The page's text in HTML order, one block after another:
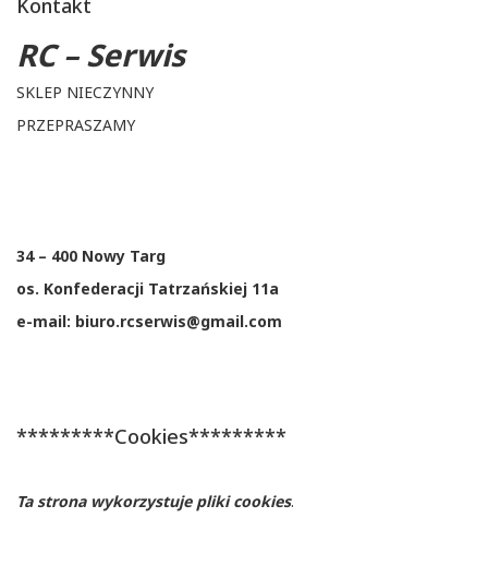
RC – Serwis
SKLEP NIECZYNNY
PRZEPRASZAMY
34 – 400 Nowy Targ
os. Konfederacji Tatrzańskiej 11a
e-mail: biuro.rcserwis@gmail.com
*********Cookies*********
Ta strona wykorzystuje pliki cookies.